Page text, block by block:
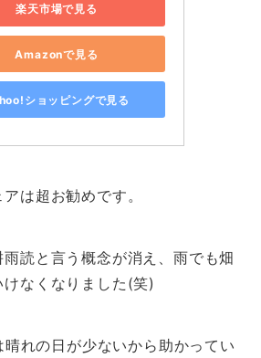
楽天市場で見る
Amazonで見る
ショッピングで見る
は超お勧めです。
読と言う概念が消え、雨でも畑
なくなりました(笑)
晴れの日が少ないから助かってい